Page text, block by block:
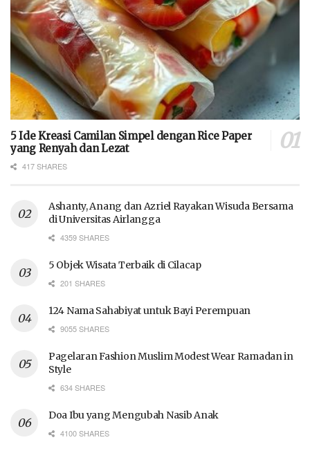
5 Ide Kreasi Camilan Simpel dengan Rice Paper
yang Renyah dan Lezat
417 SHARES
Ashanty, Anang dan Azriel Rayakan Wisuda Bersama
di Universitas Airlangga
4359 SHARES
5 Objek Wisata Terbaik di Cilacap
201 SHARES
124 Nama Sahabiyat untuk Bayi Perempuan
9055 SHARES
Pagelaran Fashion Muslim Modest Wear Ramadan in
Style
634 SHARES
Doa Ibu yang Mengubah Nasib Anak
4100 SHARES